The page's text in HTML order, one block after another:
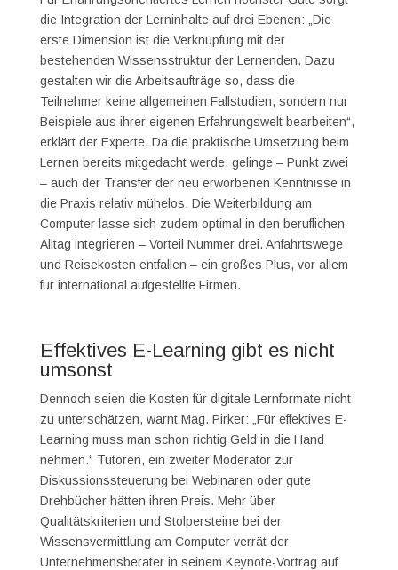
die Integration der Lerninhalte auf drei Ebenen: „Die
erste Dimension ist die Verknüpfung mit der
bestehenden Wissensstruktur der Lernenden. Dazu
gestalten wir die Arbeitsaufträge so, dass die
Teilnehmer keine allgemeinen Fallstudien, sondern nur
Beispiele aus ihrer eigenen Erfahrungswelt bearbeiten“,
erklärt der Experte. Da die praktische Umsetzung beim
Lernen bereits mitgedacht werde, gelinge – Punkt zwei
– auch der Transfer der neu erworbenen Kenntnisse in
die Praxis relativ mühelos. Die Weiterbildung am
Computer lasse sich zudem optimal in den beruflichen
Alltag integrieren – Vorteil Nummer drei. Anfahrtswege
und Reisekosten entfallen – ein großes Plus, vor allem
für international aufgestellte Firmen.
Effektives E-Learning gibt es nicht
umsonst
Dennoch seien die Kosten für digitale Lernformate nicht
zu unterschätzen, warnt Mag. Pirker: „Für effektives E-
Learning muss man schon richtig Geld in die Hand
nehmen.“ Tutoren, ein zweiter Moderator zur
Diskussionssteuerung bei Webinaren oder gute
Drehbücher hätten ihren Preis. Mehr über
Qualitätskriterien und Stolpersteine bei der
Wissensvermittlung am Computer verrät der
Unternehmensberater in seinem Keynote-Vortrag auf